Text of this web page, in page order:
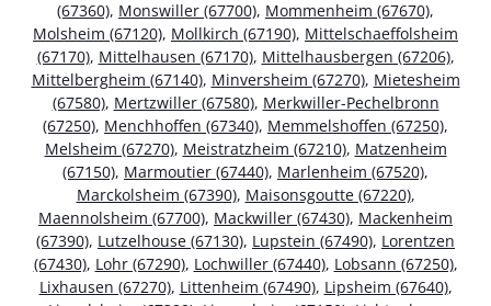
(67360), Monswiller (67700), Mommenheim (67670),
Molsheim (67120), Mollkirch (67190), Mittelschaeffolsheim
(67170), Mittelhausen (67170), Mittelhausbergen (67206),
Mittelbergheim (67140), Minversheim (67270), Mietesheim
(67580), Mertzwiller (67580), Merkwiller-Pechelbronn
(67250), Menchhoffen (67340), Memmelshoffen (67250),
Melsheim (67270), Meistratzheim (67210), Matzenheim
(67150), Marmoutier (67440), Marlenheim (67520),
Marckolsheim (67390), Maisonsgoutte (67220),
Maennolsheim (67700), Mackwiller (67430), Mackenheim
(67390), Lutzelhouse (67130), Lupstein (67490), Lorentzen
(67430), Lohr (67290), Lochwiller (67440), Lobsann (67250),
Lixhausen (67270), Littenheim (67490), Lipsheim (67640),